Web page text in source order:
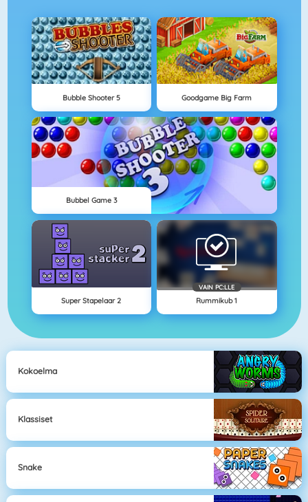
Bubble Shooter 5 Goodgame Big Farm
Bubbel Game 3
Super Stapelaar 2
VAIN PC:LLE
Rummikub 1
Kokoelma
Klassiset
Snake